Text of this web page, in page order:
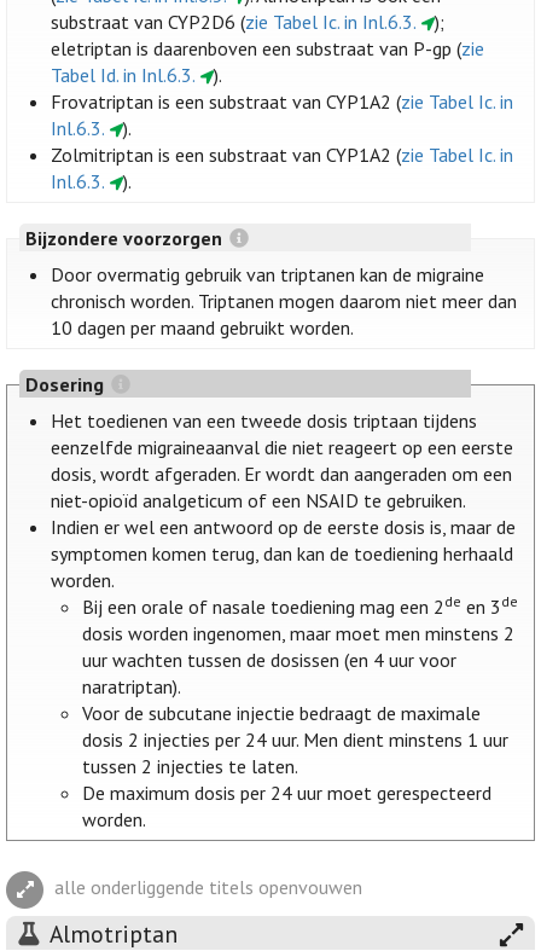
substraat van CYP2D6 (zie Tabel Ic. in Inl.6.3.
);
eletriptan is daarenboven een substraat van P-gp (zie
Tabel Id. in Inl.6.3.
).
Frovatriptan is een substraat van CYP1A2 (zie Tabel Ic. in
Inl.6.3.
).
Zolmitriptan is een substraat van CYP1A2 (zie Tabel Ic. in
Inl.6.3.
).
Bijzondere voorzorgen
Door overmatig gebruik van triptanen kan de migraine
chronisch worden. Triptanen mogen daarom niet meer dan
10 dagen per maand gebruikt worden.
Dosering
Het toedienen van een tweede dosis triptaan tijdens
eenzelfde migraineaanval die niet reageert op een eerste
dosis, wordt afgeraden. Er wordt dan aangeraden om een
niet-opioïd analgeticum of een NSAID te gebruiken.
Indien er wel een antwoord op de eerste dosis is, maar de
symptomen komen terug, dan kan de toediening herhaald
worden.
Bij een orale of nasale toediening mag een 2 de en 3 de
dosis worden ingenomen, maar moet men minstens 2
uur wachten tussen de dosissen (en 4 uur voor
naratriptan).
Voor de subcutane injectie bedraagt de maximale
dosis 2 injecties per 24 uur. Men dient minstens 1 uur
tussen 2 injecties te laten.
De maximum dosis per 24 uur moet gerespecteerd
worden.
alle onderliggende titels openvouwen
Almotriptan